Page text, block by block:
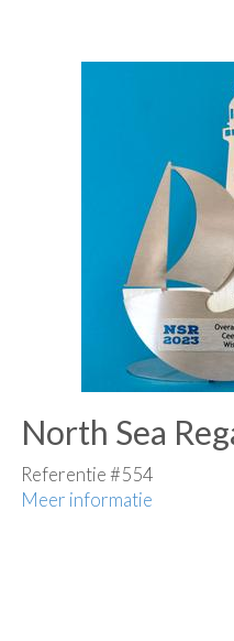
North Sea
Referentie #554
Meer informatie